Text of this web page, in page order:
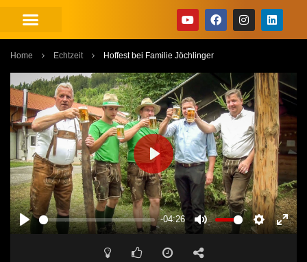
Home Echtzeit Hoffest bei Familie Jöchlinger
PLAY
-04:26
MUTE SETTINGS
PLAY